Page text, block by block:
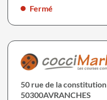
Fermé
50 rue de la constitution
50300AVRANCHES